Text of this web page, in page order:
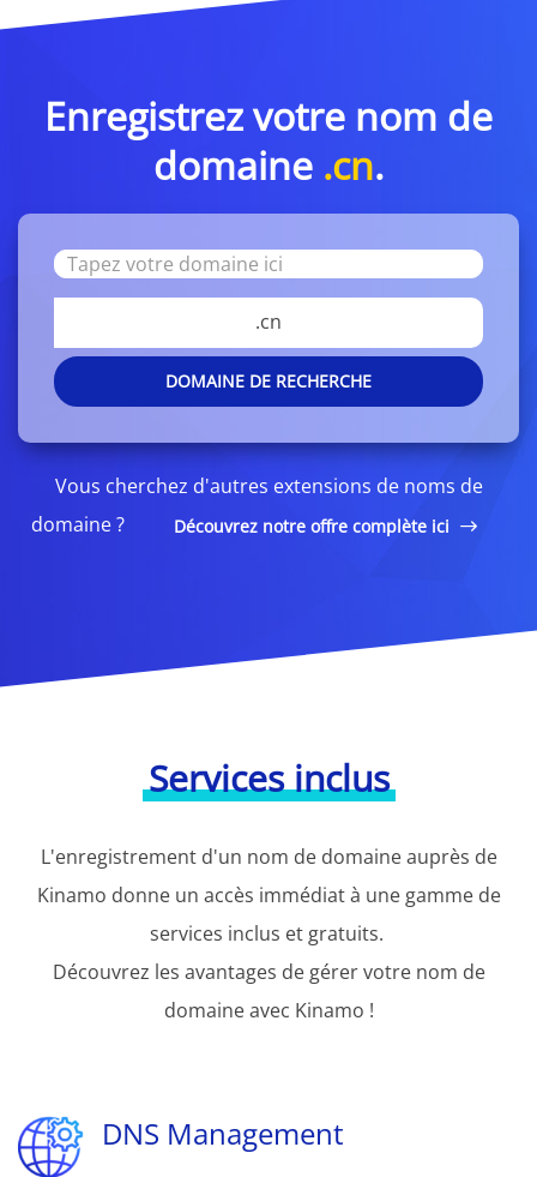
Enregistrez votre nom de
domaine .cn.
.cn
DOMAINE DE RECHERCHE
Vous cherchez d'autres extensions de noms de
domaine ?
Découvrez notre offre complète ici
Services inclus
L'enregistrement d'un nom de domaine auprès de
Kinamo donne un accès immédiat à une gamme de
services inclus et gratuits.
Découvrez les avantages de gérer votre nom de
domaine avec Kinamo !
DNS Management